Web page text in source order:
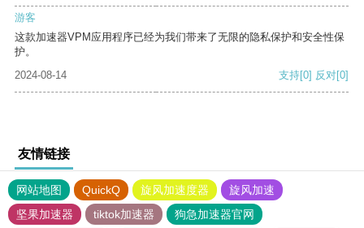
游客
这款加速器VPM应用程序已经为我们带来了无限的隐私保护和安全性保
护。
2024-08-14
支持[0] 反对[0]
友情链接
网站地图 QuickQ 旋风加速度器
旋风加速
坚果加速器
tiktok加速器
狗急加速器官网